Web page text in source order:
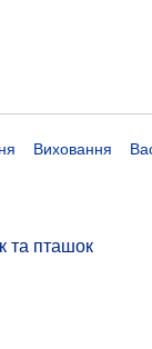
Виховання
та пташок